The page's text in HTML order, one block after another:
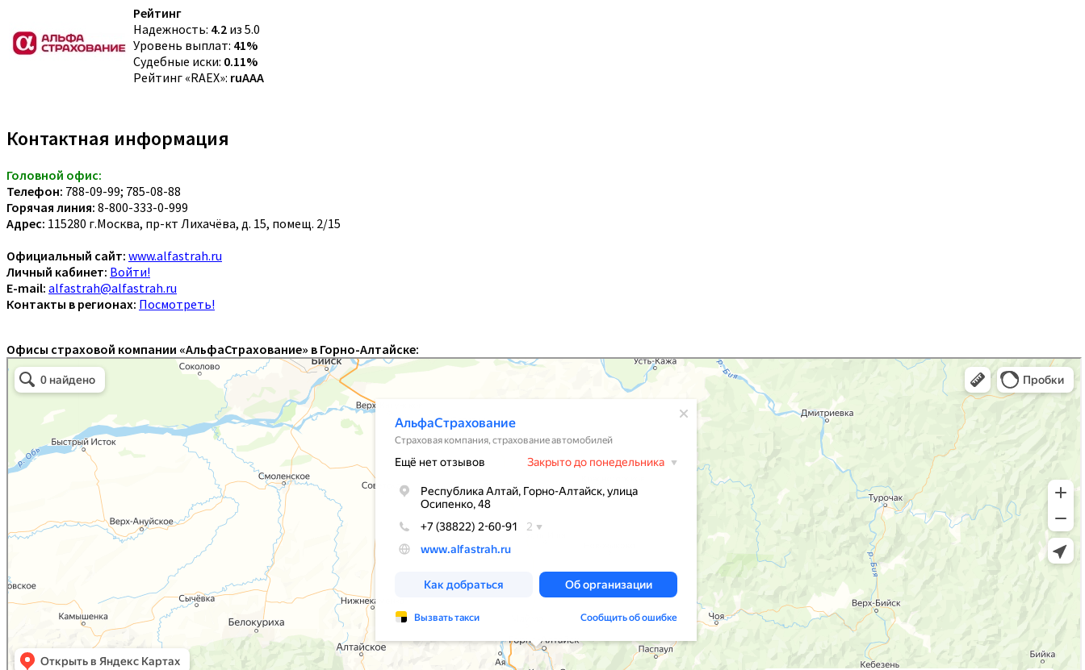
Рейтинг
Надежность: 4.2 из 5.0
Уровень выплат: 41%
Судебные иски: 0.11%
Рейтинг «RAEX»: ruAAA
Контактная информация
Головной офис:
Телефон: 788-09-99; 785-08-88
Горячая линия: 8-800-333-0-999
Адрес: 115280 г.Москва, пр-кт Лихачёва, д. 15, помещ. 2/15
Официальный сайт: www.alfastrah.ru
Личный кабинет: Войти!
E-mail: alfastrah@alfastrah.ru
Контакты в регионах: Посмотреть!
Офисы страховой компании «АльфаСтрахование» в Горно-Алтайске: